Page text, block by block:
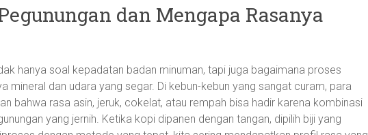
dan Mengapa Rasanya
hanya soal kepadatan badan minuman, tapi juga bagaimana proses
mineral dan udara yang segar. Di kebun-kebun yang sangat curam, para
bahwa rasa asin, jeruk, cokelat, atau rempah bisa hadir karena kombinasi
yang jernih. Ketika kopi dipanen dengan tangan, dipilih biji yang